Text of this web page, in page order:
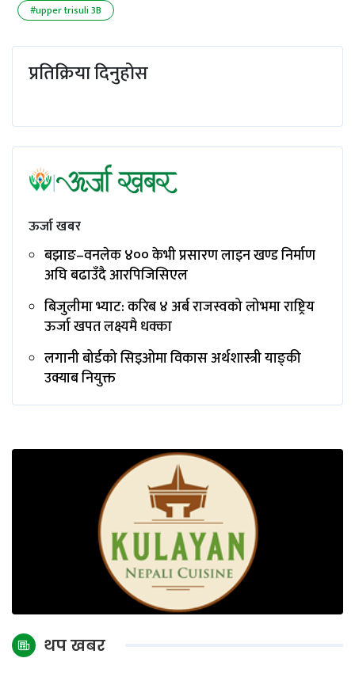
#upper trisuli 3B
प्रतिक्रिया दिनुहोस
ऊर्जा खबर
बझाङ–वनलेक ४०० केभी प्रसारण लाइन खण्ड निर्माण
अघि बढाउँदै आरपिजिसिएल
बिजुलीमा भ्याट: करिब ४ अर्ब राजस्वको लोभमा राष्ट्रिय
ऊर्जा खपत लक्ष्यमै धक्का
लगानी बोर्डको सिइओमा विकास अर्थशास्त्री याङ्‌की
उक्याब नियुक्त
थप खबर